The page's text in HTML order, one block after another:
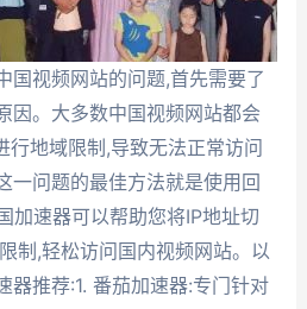
国视频网站的问题,首先需要了
因。大多数中国视频网站都会
行地域限制,导致无法正常访问
一问题的最佳方法就是使用回
加速器可以帮助您将IP地址切
制,轻松访问国内视频网站。以
器推荐:1. 番茄加速器:专门针对